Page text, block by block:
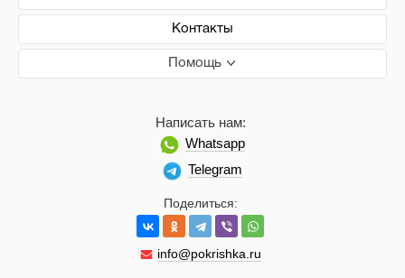
Контакты
Помощь
Поделиться:
info@pokrishka.ru
Написать нам:
Whatsapp
Telegram